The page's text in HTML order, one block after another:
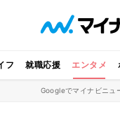
フ 就職応援 エンタメ
Googleでマイナビニュ